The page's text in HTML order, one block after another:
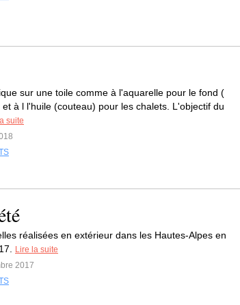
sur une toile comme à l'aquarelle pour le fond (
à l l'huile (couteau) pour les chalets. L'objectif du
suite
réalisées en extérieur dans les Hautes-Alpes en
Lire la suite
2017